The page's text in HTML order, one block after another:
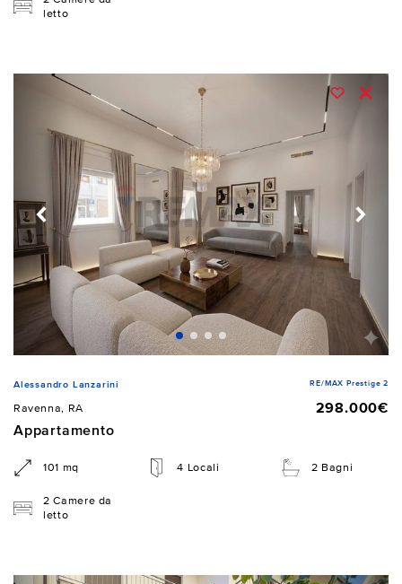
letto
Alessandro Lanzarini RE/MAX Prestige 2
Ravenna, RA
298.000€
Appartamento
101 mq 4 Locali 2 Bagni
2 Camere da
letto